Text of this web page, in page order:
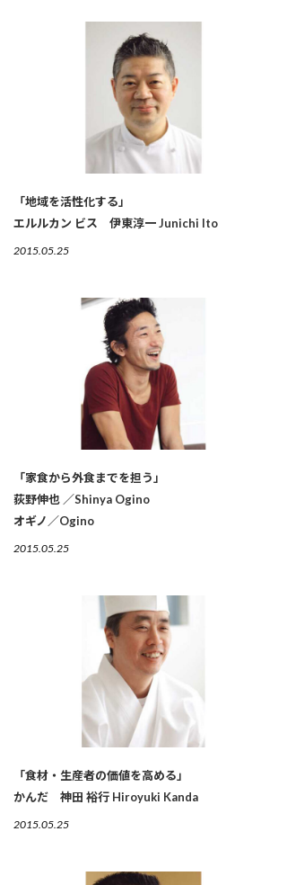
「地域を活性化する」
エルルカン ビス 伊東淳一 Junichi Ito
2015.05.25
「家食から外食までを担う」
荻野伸也 ／Shinya Ogino
オギノ／Ogino
2015.05.25
「食材・生産者の価値を高める」
かんだ 神田 裕行 Hiroyuki Kanda
2015.05.25